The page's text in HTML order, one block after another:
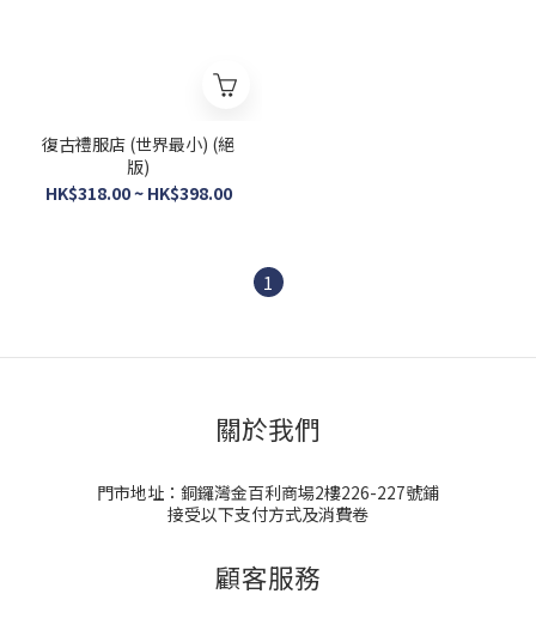
復古禮服店 (世界最小) (絕
版)
HK$318.00 ~ HK$398.00
1
關於我們
門市地址：銅鑼灣金百利商場2樓226-227號鋪
接受以下支付方式及消費卷
顧客服務